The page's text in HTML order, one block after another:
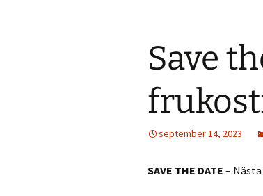
Save
september 14, 2023
SAVE THE DATE –